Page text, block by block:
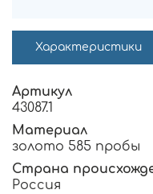
Характеристики
Артикул
43087.1
Материал
золото 585 пробы
Страна
Россия